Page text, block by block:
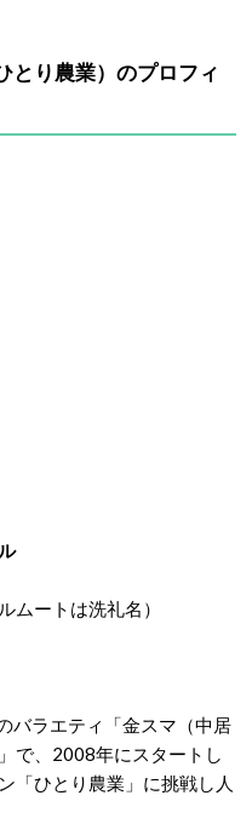
とり農業）のプロフィ
ートは洗礼名）
バラエティ「金スマ（中居
で、2008年にスタートし
「ひとり農業」に挑戦し人